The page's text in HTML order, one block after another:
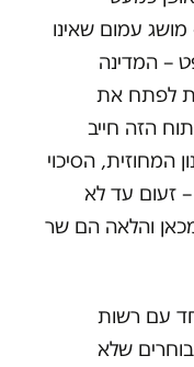
עמום שאינו
– המדינה
לפתח את
הזה חייב
המחוזית, הסיכוי
זעום עד לא
והלאה הם שר
עם רשות
שלא